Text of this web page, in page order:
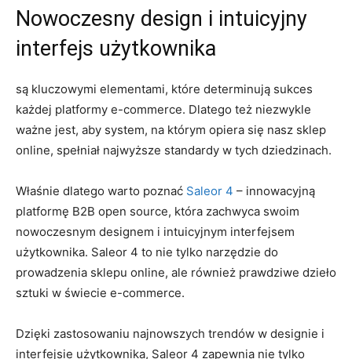
Nowoczesny⁢ design i intuicyjny
⁣interfejs użytkownika
są ‌kluczowymi elementami, które determinują sukces
każdej platformy‌ e-commerce. Dlatego​ też‌ niezwykle
ważne jest, aby ‍system, na którym opiera się nasz sklep
⁢online, spełniał najwyższe standardy w tych dziedzinach.
Właśnie ​dlatego warto poznać Saleor 4 – innowacyjną​
platformę B2B open source, która zachwyca⁢ swoim​
nowoczesnym designem‌ i intuicyjnym ‌interfejsem
użytkownika. Saleor 4 ⁤to nie tylko narzędzie⁤ do
prowadzenia sklepu online,⁣ ale również prawdziwe ​dzieło
sztuki w świecie e-commerce.
Dzięki zastosowaniu najnowszych‍ trendów w designie i
interfejsie użytkownika, Saleor 4 zapewnia nie tylko